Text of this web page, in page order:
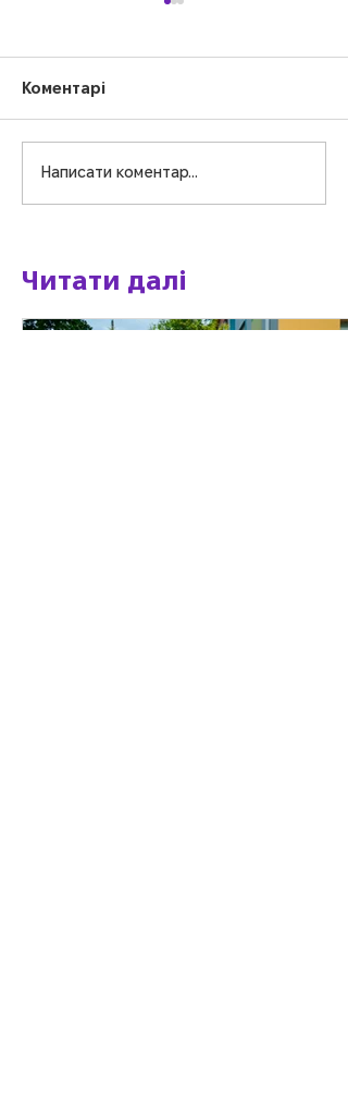
Креатив-драйв:
творимо та
Коментарі
Написати коментар...
Читати далі